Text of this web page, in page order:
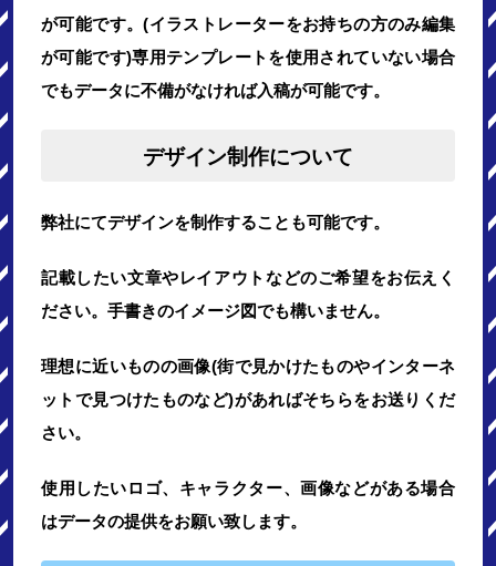
が可能です。(イラストレーターをお持ちの方のみ編集
が可能です)専用テンプレートを使用されていない場合
でもデータに不備がなければ入稿が可能です。
デザイン制作について
弊社にてデザインを制作することも可能です。
記載したい文章やレイアウトなどのご希望をお伝えく
ださい。手書きのイメージ図でも構いません。
理想に近いものの画像(街で見かけたものやインターネ
ットで見つけたものなど)があればそちらをお送りくだ
さい。
使用したいロゴ、キャラクター、画像などがある場合
はデータの提供をお願い致します。